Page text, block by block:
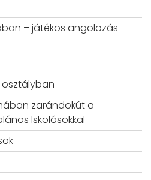
– játékos angolozás
zarándokút a
Iskolásokkal